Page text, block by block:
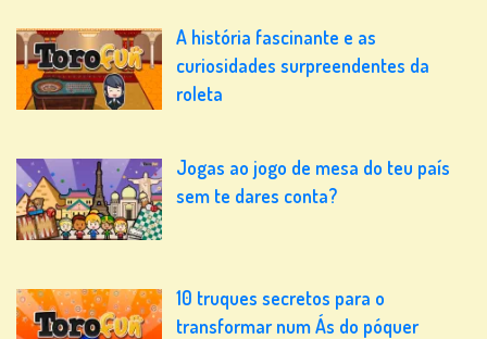
A história fascinante e as
curiosidades surpreendentes da
roleta
Jogas ao jogo de mesa do teu país
sem te dares conta?
10 truques secretos para o
transformar num Ás do póquer